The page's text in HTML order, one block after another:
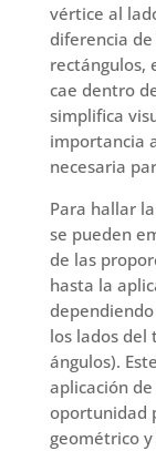
vértice al
diferencia
rectángulos,
cae dentro
simplifica
importancia
necesaria
Para hallar
se pueden
de las
hasta la
los lados del
ángulos).
aplicación
oportunidad
geométrico